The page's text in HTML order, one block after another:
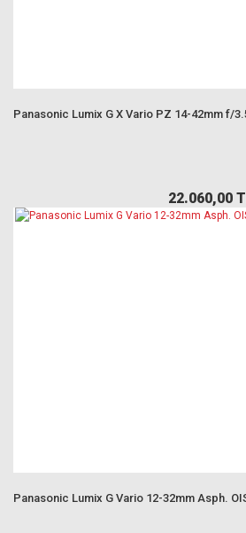
Panasonic Lumix G X Vario PZ 14-42mm f/
22.060,00
Panasonic Lumix G Vario 12-32mm Asph.